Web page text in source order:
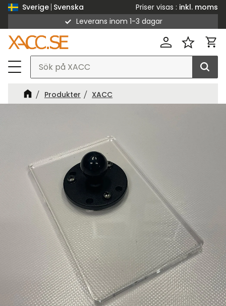
Sverige Svenska Priser visas
inkl. moms
Leverans inom 1-3 dagar
Produkter XACC